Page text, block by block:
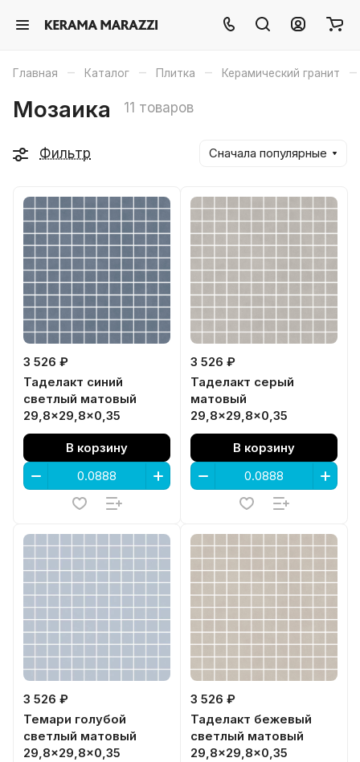
Главная – Каталог – Плитка – Керамический гранит –
Мозаика 11 товаров
Фильтр Сначала популярные
3 526 ₽
Таделакт синий
светлый матовый
29,8x29,8x0,35
В корзину
3 526 ₽
Таделакт серый
матовый
29,8x29,8x0,35
В корзину
3 526 ₽
Темари голубой
светлый матовый
29,8x29,8x0,35
3 526 ₽
Таделакт бежевый
светлый матовый
29,8x29,8x0,35